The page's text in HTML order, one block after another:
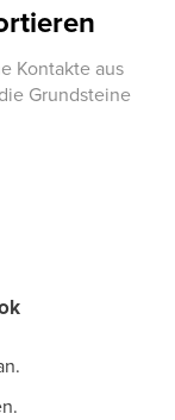
Kontakte aus
Grundsteine